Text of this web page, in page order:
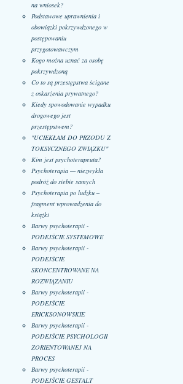
na wniosek?
Podstawowe uprawnienia i
obowiązki pokrzywdzonego w
postępowaniu
przygotowawczym
Kogo można uznać za osobę
pokrzywdzoną
Co to są przestępstwa ścigane
z oskarżenia prywatnego?
Kiedy spowodowanie wypadku
drogowego jest
przestępstwem?
"UCIEKŁAM DO PRZODU Z
TOKSYCZNEGO ZWIĄZKU"
Kim jest psychoterapeuta?
Psychoterapia — niezwykła
podróż do siebie samych
Psychoterapia po ludzku –
fragment wprowadzenia do
książki
Barwy psychoterapii -
PODEJŚCIE SYSTEMOWE
Barwy psychoterapii -
PODEJŚCIE
SKONCENTROWANE NA
ROZWIĄZANIU
Barwy psychoterapii -
PODEJŚCIE
ERICKSONOWSKIE
Barwy psychoterapii -
PODEJŚCIE PSYCHOLOGII
ZORIENTOWANEJ NA
PROCES
Barwy psychoterapii -
PODEJŚCIE GESTALT